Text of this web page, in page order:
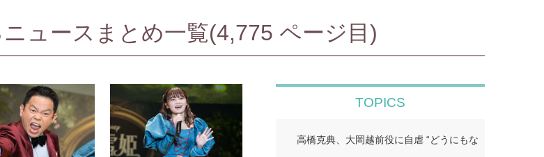
ュースまとめ一覧(4,775 ページ目)
TOPICS
高橋克典、大岡越前役に自虐 “どうにもならないポイ